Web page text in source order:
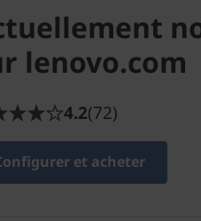
lenovo.com
4.2(72)
et acheter